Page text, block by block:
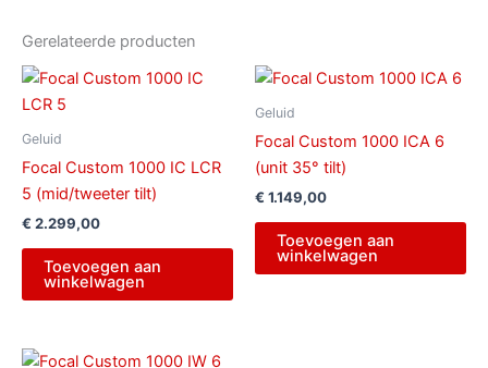
Gerelateerde producten
Geluid
Focal Custom 1000 IC LCR
5 (mid/tweeter tilt)
€ 2.299,00
Toevoegen aan
winkelwagen
Geluid
Focal Custom 1000 ICA 6
(unit 35° tilt)
€ 1.149,00
Toevoegen aan
winkelwagen